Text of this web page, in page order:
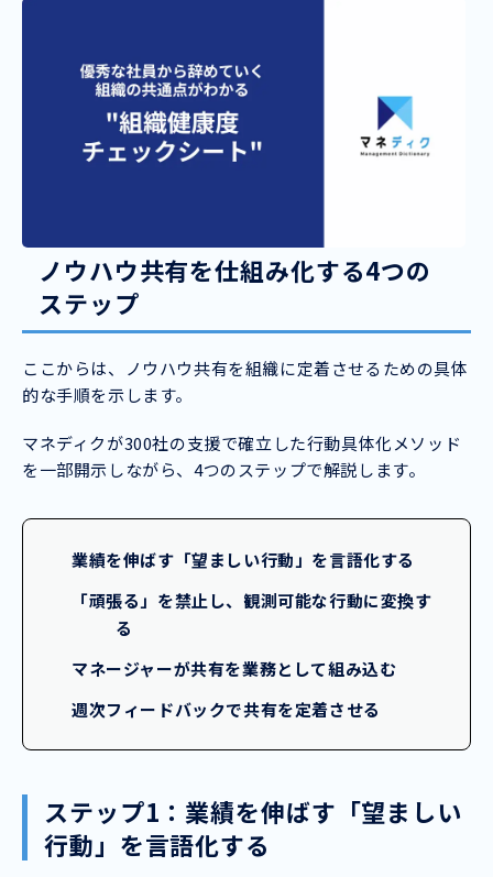
ノウハウ共有を仕組み化する4つの
ステップ
ここからは、ノウハウ共有を組織に定着させるための具体
的な手順を示します。
マネディクが300社の支援で確立した行動具体化メソッド
を一部開示しながら、4つのステップで解説します。
業績を伸ばす「望ましい行動」を言語化する
「頑張る」を禁止し、観測可能な行動に変換す
る
マネージャーが共有を業務として組み込む
週次フィードバックで共有を定着させる
ステップ1：業績を伸ばす「望ましい
行動」を言語化する